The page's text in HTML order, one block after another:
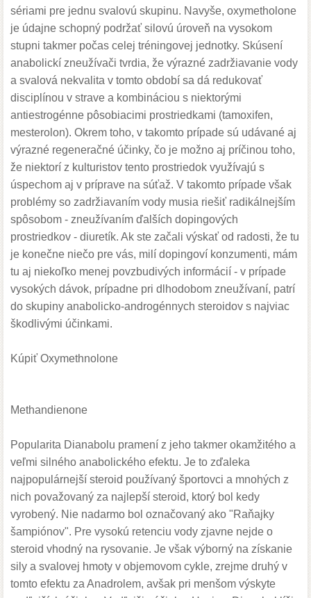
sériami pre jednu svalovú skupinu. Navyše, oxymetholone
je údajne schopný podržať silovú úroveň na vysokom
stupni takmer počas celej tréningovej jednotky. Skúsení
anabolickí zneužívači tvrdia, že výrazné zadržiavanie vody
a svalová nekvalita v tomto období sa dá redukovať
disciplínou v strave a kombináciou s niektorými
antiestrogénne pôsobiacimi prostriedkami (tamoxifen,
mesterolon). Okrem toho, v takomto prípade sú udávané aj
výrazné regeneračné účinky, čo je možno aj príčinou toho,
že niektorí z kulturistov tento prostriedok využívajú s
úspechom aj v príprave na súťaž. V takomto prípade však
problémy so zadržiavaním vody musia riešiť radikálnejším
spôsobom - zneužívaním ďalších dopingových
prostriedkov - diuretík. Ak ste začali výskať od radosti, že tu
je konečne niečo pre vás, milí dopingoví konzumenti, mám
tu aj niekoľko menej povzbudivých informácií - v prípade
vysokých dávok, prípadne pri dlhodobom zneužívaní, patrí
do skupiny anabolicko-androgénnych steroidov s najviac
škodlivými účinkami.
Kúpiť Oxymethnolone
Methandienone
Popularita Dianabolu pramení z jeho takmer okamžitého a
veľmi silného anabolického efektu. Je to zďaleka
najpopulárnejší steroid používaný športovci a mnohých z
nich považovaný za najlepší steroid, ktorý bol kedy
vyrobený. Nie nadarmo bol označovaný ako "Raňajky
šampiónov". Pre vysokú retenciu vody zjavne nejde o
steroid vhodný na rysovanie. Je však výborný na získanie
sily a svalovej hmoty v objemovom cykle, zrejme druhý v
tomto efektu za Anadrolem, avšak pri menšom výskyte